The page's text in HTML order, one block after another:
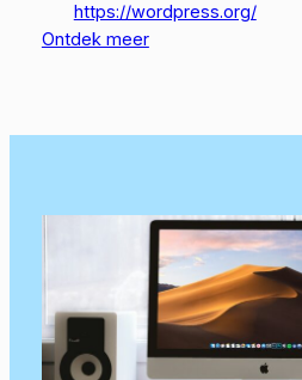
https://wordpress.org/
Ontdek meer